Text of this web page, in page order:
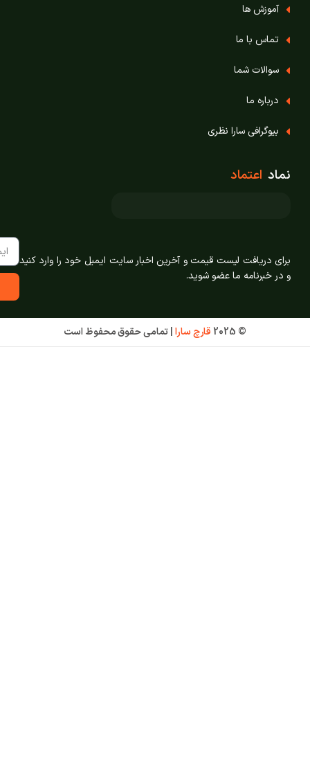
آموزش ها
تماس با ما
سوالات شما
درباره ما
بیوگرافی سارا نظری
نماد اعتماد
برای دریافت لیست قیمت و آخرین اخبار سایت ایمیل خود را وارد کنید
و در خبرنامه ما عضو شوید.
© 2025 قارچ سارا تمامی حقوق محفوظ است